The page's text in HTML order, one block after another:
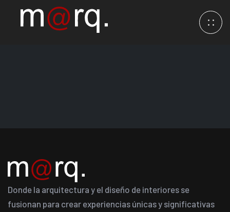
Donde la arquitectura y el diseño de interiores se
fusionan para crear experiencias únicas y significativas